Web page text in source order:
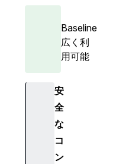
Baseline
広く利
用可能
安
全
な
コ
ン